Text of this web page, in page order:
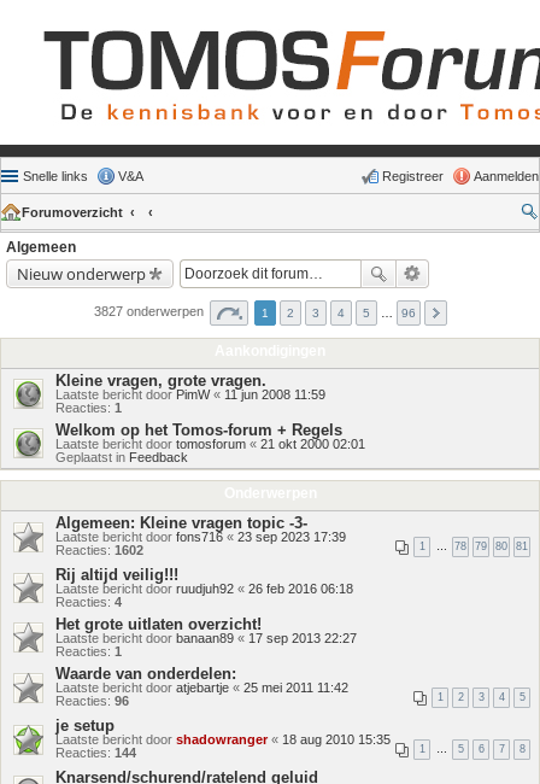
Snelle links V&A Aanmelden
Registreer
Forumoverzicht
Algemeen
Nieuw onderwerp
3827 onderwerpen 1 2 3 4 5 96
Kleine vragen, grote vragen.
Laatste bericht doorPimW« 11 jun 2008 11:59
Reacties: 1
Welkom op het Tomos-forum + Regels
Laatste bericht door tomosforum « 21 okt 2000 02:01
Geplaatst in Feedback
Algemeen: Kleine vragen topic -3-
Laatste bericht door fons716 « 23 sep 2023 17:39
Reacties: 1602 1 … 78 79 80 81
Rij altijd veilig!!!
Laatste bericht door ruudjuh92 « 26 feb 2016 06:18
Reacties: 4
Het grote uitlaten overzicht!
Laatste bericht door banaan89 « 17 sep 2013 22:27
Reacties: 1
Waarde van onderdelen:
Laatste bericht door atjebartje « 25 mei 2011 11:42
Reacties: 96 1 2 3 4 5
je setup
Laatste bericht door shadowranger« 18 aug 2010 15:35
Reacties: 144 1 … 5 6 7 8
Knarsend/schurend/ratelend geluid